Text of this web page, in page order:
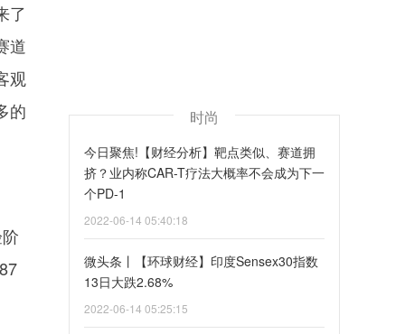
了
道
观
的
时尚
今日聚焦!【财经分析】靶点类似、赛道拥
挤？业内称CAR-T疗法大概率不会成为下一
个PD-1
2022-06-14 05:40:18
微头条丨【环球财经】印度Sensex30指数
13日大跌2.68%
2022-06-14 05:25:15